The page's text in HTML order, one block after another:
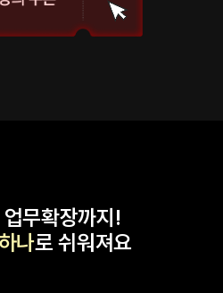
무확장까지!
나로 쉬워져요